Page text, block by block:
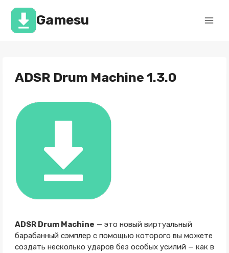
Перейти
содержимомуGamesu
ADSR Drum Machine 1.3.0
ADSR Drum Machine — это новый виртуальный
барабанный сэмплер с помощью которого вы можете
создать несколько ударов без особых усилий — как в